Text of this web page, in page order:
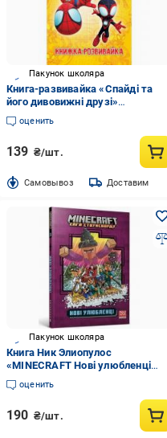
Пакунок школяра
Книга-развивайка «Спайді та
його дивовижні друзі»
9786178715311
оценить
139 ₴/шт.
Cамовывоз Доставим
Пакунок школяра
Книга Ник Элиопулос
«MINECRAFT Нові улюбленці
paperback» 978-617-529-414-7
оценить
190 ₴/шт.